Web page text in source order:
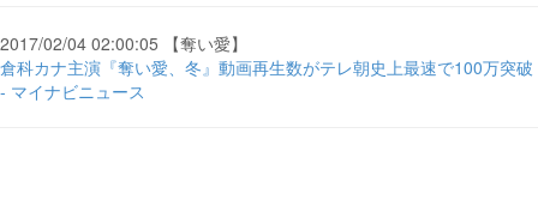
2017/02/04 02:00:05 【奪い愛】
倉科カナ主演『奪い愛、冬』動画再生数がテレ朝史上最速で100万突破
- マイナビニュース